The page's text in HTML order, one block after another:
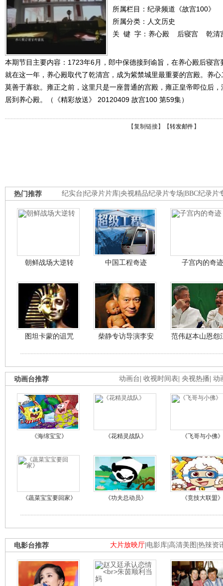
所属栏目： 纪录频道《故宫100》
所属分类：人文历史
关 键 字： 养心殿 后寝宫 乾清
本期节目主要内容：1723年6月，郎中保德接到谕旨，在养心殿后寝
就在这一年，养心殿取代了乾清宫，成为紫禁城里最重要的宫殿。养
莫善于寡欲。雍正之前，这里只是一座普通的宫殿，雍正皇帝即位后
居到养心殿。（《精彩放送》 20120409 故宫100 第59集）
【复制链接】【转发邮件 】
纪实台 纪录片片库 央视精品纪录片专场 BBC纪录片
热门推荐
朝鲜战场大逆转 中国工程奇迹 子宫内的奇迹
图坦卡蒙的诅咒 柴静专访导演李安 范伟赵本山恩怨
动画台 收视时间表 央视热播 动
动画台推荐
《海绵宝宝》 《花精灵战队》 《飞哥与小佛》
《蔬菜宝宝要回家》 《功夫总动员》 《竞技大联盟》
大片放映厅 电影库 高清美图 热辣资
电影台推荐